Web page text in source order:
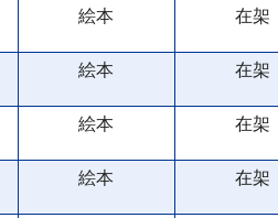
絵本 在架
絵本 在架
絵本 在架
絵本 在架